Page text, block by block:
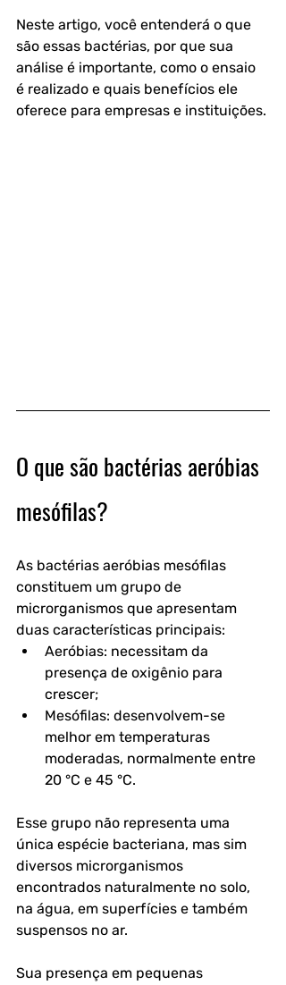
Neste artigo, você entenderá o que
são essas bactérias, por que sua
análise é importante, como o ensaio
é realizado e quais benefícios ele
oferece para empresas e instituições.
O que são bactérias aeróbias
mesófilas?
As bactérias aeróbias mesófilas
constituem um grupo de
microrganismos que apresentam
duas características principais:
Aeróbias: necessitam da
presença de oxigênio para
crescer;
Mesófilas: desenvolvem-se
melhor em temperaturas
moderadas, normalmente entre
20 °C e 45 °C.
Esse grupo não representa uma
única espécie bacteriana, mas sim
diversos microrganismos
encontrados naturalmente no solo,
na água, em superfícies e também
suspensos no ar.
Sua presença em pequenas